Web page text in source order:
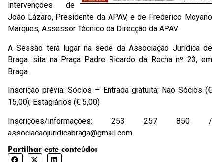
intervenções de
João Lázaro, Presidente da APAV, e de Frederico Moyano
Marques, Assessor Técnico da Direcção da APAV.
A Sessão terá lugar na sede da Associação Jurídica de
Braga, sita na Praça Padre Ricardo da Rocha nº 23, em
Braga.
Inscrição prévia: Sócios – Entrada gratuita; Não Sócios (€
15,00); Estagiários (€ 5,00)
Inscrições/informações: 253 257 850 /
associacaojuridicabraga@gmail.com
Partilhar este conteúdo: